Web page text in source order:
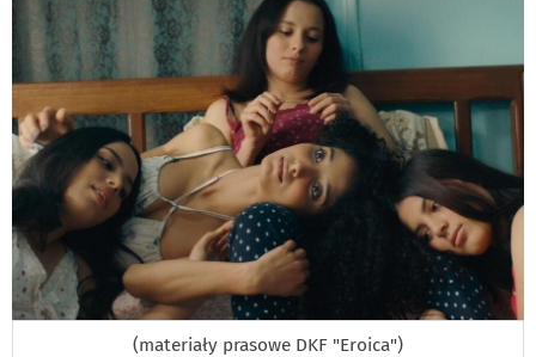
(materiały prasowe DKF "Eroica")